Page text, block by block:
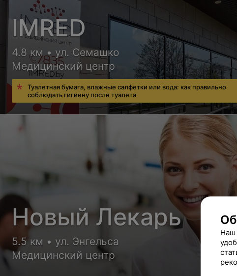
IMRED
4.8 км • ул. Семашко
Медицинский центр
Туалетная бумага, влажные салфетки или вода: как правильно
соблюдать гигиену после туалета
Новый Лекарь
5.5 км • ул. Энгельса
Медицинский центр
Наш